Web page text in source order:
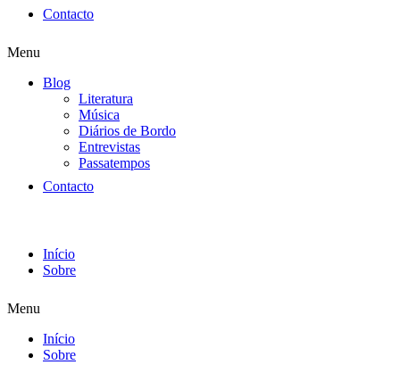
Contacto
Menu
Blog
Literatura
Música
Diários de Bordo
Entrevistas
Passatempos
Contacto
Início
Sobre
Menu
Início
Sobre